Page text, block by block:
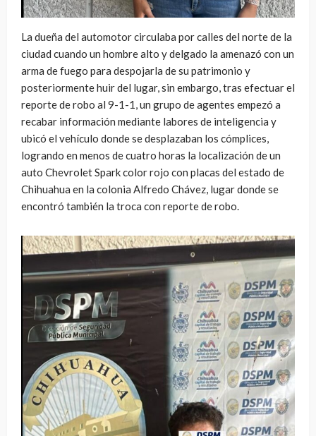
La dueña del automotor circulaba por calles del norte de la
ciudad cuando un hombre alto y delgado la amenazó con un
arma de fuego para despojarla de su patrimonio y
posteriormente huir del lugar, sin embargo, tras efectuar el
reporte de robo al 9-1-1, un grupo de agentes empezó a
recabar información mediante labores de inteligencia y
ubicó el vehículo donde se desplazaban los cómplices,
logrando en menos de cuatro horas la localización de un
auto Chevrolet Spark color rojo con placas del estado de
Chihuahua en la colonia Alfredo Chávez, lugar donde se
encontró también la troca con reporte de robo.